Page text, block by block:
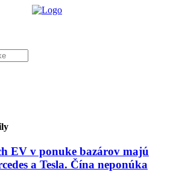
EV v ponuke bazárov majú
a Tesla. Čína neponúka